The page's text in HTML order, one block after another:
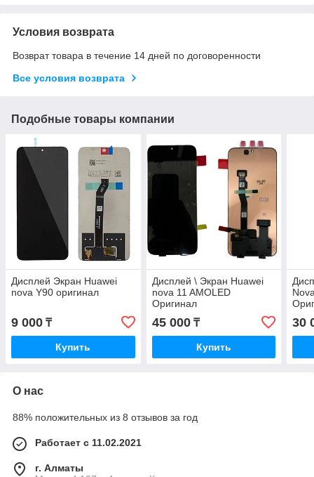
Условия возврата
Возврат товара в течение 14 дней по договоренности
Все условия возврата
Подобные товары компании
Дисплей Экран Huawei
nova Y90 оригинал
9 000 ₸
Купить
Дисплей \ Экран Huawei
nova 11 AMOLED
Оригинал
45 000₸
Купить
30
О нас
88% положительных из 8 отзывов за год
Работает с 11.02.2021
г. Алматы